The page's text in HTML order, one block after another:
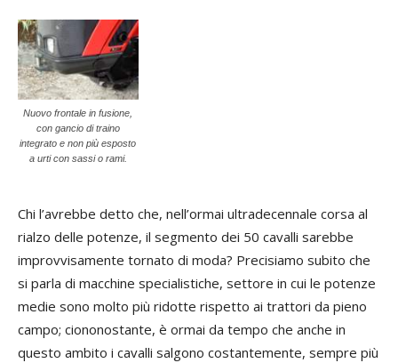
Nuovo frontale in fusione,
con gancio di traino
integrato e non più esposto
a urti con sassi o rami.
Chi l’avrebbe detto che, nell’ormai ultradecennale corsa al
rialzo delle potenze, il segmento dei 50 cavalli sarebbe
improvvisamente tornato di moda? Precisiamo subito che
si parla di macchine specialistiche, settore in cui le potenze
medie sono molto più ridotte rispetto ai trattori da pieno
campo; ciononostante, è ormai da tempo che anche in
questo ambito i cavalli salgono costantemente, sempre più